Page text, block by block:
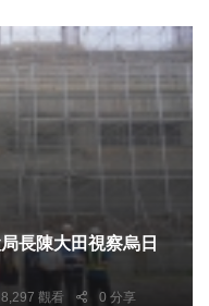
8,297 觀看 0 分享